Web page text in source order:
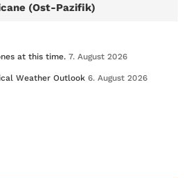
(Ost-Pazifik)
at this time. 7. August 2026
Weather Outlook 6. August 2026